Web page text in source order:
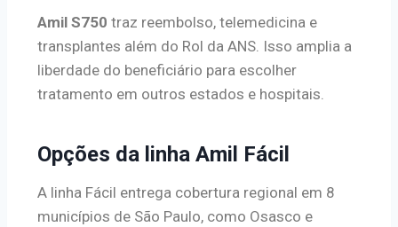
Amil S750 traz reembolso, telemedicina e
transplantes além do Rol da ANS. Isso amplia a
liberdade do beneficiário para escolher
tratamento em outros estados e hospitais.
Opções da linha Amil Fácil
A linha Fácil entrega cobertura regional em 8
municípios de São Paulo, como Osasco e